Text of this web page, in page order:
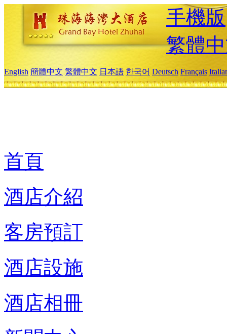
手機版
繁體
English 簡體中文 繁體中文 日本語 한국어 Deutsch Français
首頁
酒店介紹
客房預訂
酒店設施
酒店相冊